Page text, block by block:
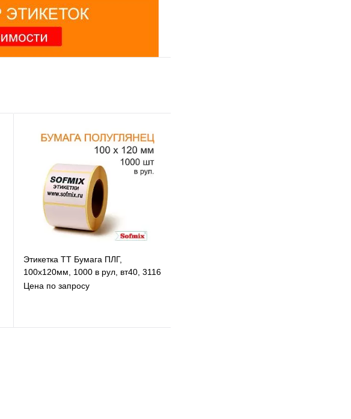
Этикетка ТТ Бумага ПЛГ,
100х120мм, 1000 в рул, вт40, 3116
Цена по запросу